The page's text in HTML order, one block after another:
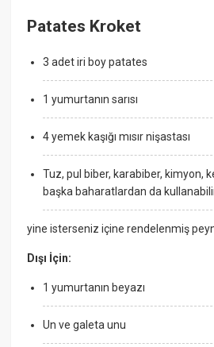
Patates Kroket
3 adet iri boy patates
1 yumurtanın sarısı
4 yemek kaşığı mısır nişastası
Tuz, pul biber, karabiber, kimyon,
başka baharatlardan da
yine isterseniz içine rendelenmiş
Dışı İçin:
1 yumurtanın beyazı
Un ve galeta unu